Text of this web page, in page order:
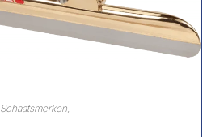
Schaatsmerken